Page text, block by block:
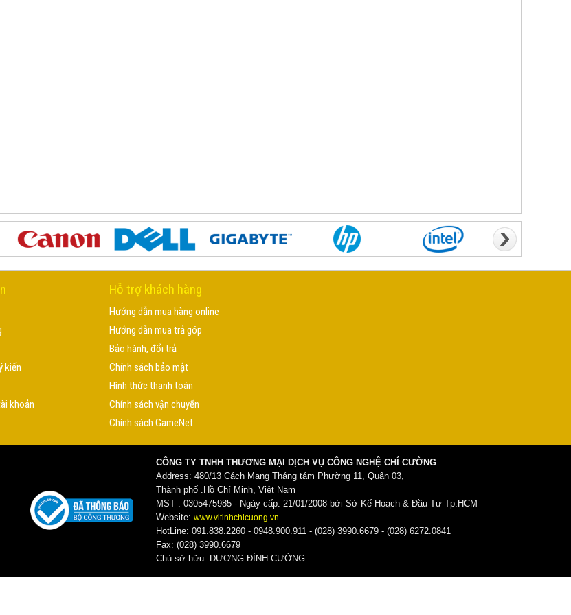
kiến
khoản
Hỗ trợ khách hàng
Hướng dẫn mua hàng online
Hướng dẫn mua trả góp
Bảo hành, đổi trả
Chính sách bảo mật
Hình thức thanh toán
Chính sách vận chuyển
Chính sách GameNet
CÔNG TY TNHH THƯƠNG MẠI DỊCH VỤ CÔNG NGHỆ CHÍ CƯỜNG
Address: 480/13 Cách Mạng Tháng tám Phường 11, Quận 03,
Thành phố .Hồ Chí Minh, Việt Nam
MST : 0305475985 - Ngày cấp: 21/01/2008 bởi Sở Kế Hoạch & Đầu Tư Tp.HCM
Website: www.vitinhchicuong.vn
HotLine: 091.838.2260 - 0948.900.911 - (028) 3990.6679 - (028) 6272.0841
Fax: (028) 3990.6679
Chủ sở hữu: DƯƠNG ĐÌNH CƯỜNG